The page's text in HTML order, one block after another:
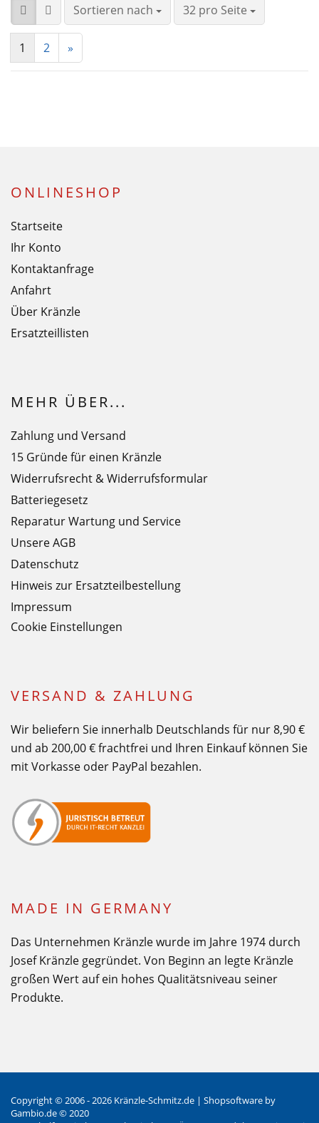
Sortieren nach 32 pro Seite
1 2 »
ONLINESHOP
Startseite
Ihr Konto
Kontaktanfrage
Anfahrt
Über Kränzle
Ersatzteillisten
MEHR ÜBER...
Zahlung und Versand
15 Gründe für einen Kränzle
Widerrufsrecht & Widerrufsformular
Batteriegesetz
Reparatur Wartung und Service
Unsere AGB
Datenschutz
Hinweis zur Ersatzteilbestellung
Impressum
Cookie Einstellungen
VERSAND & ZAHLUNG
Wir beliefern Sie innerhalb Deutschlands für nur 8,90 €
und ab 200,00 € frachtfrei und Ihren Einkauf können Sie
mit Vorkasse oder PayPal bezahlen.
MADE IN GERMANY
Das Unternehmen Kränzle wurde im Jahre 1974 durch
Josef Kränzle gegründet. Von Beginn an legte Kränzle
großen Wert auf ein hohes Qualitätsniveau seiner
Produkte.
Copyright © 2006 - 2026 Kränzle-Schmitz.de | Shopsoftware by
Gambio.de © 2020